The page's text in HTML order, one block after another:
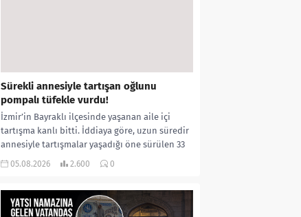
Sürekli annesiyle tartışan oğlunu
pompalı tüfekle vurdu!
İzmir’in Bayraklı ilçesinde yaşanan aile içi
tartışma kanlı bitti. İddiaya göre, uzun süredir
annesiyle tartışmalar yaşadığı öne sürülen 33
yaşındaki...
05.08.2026 2.600 0